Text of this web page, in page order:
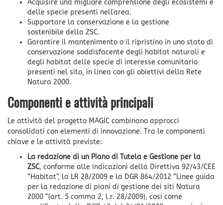
Acquisire una migliore comprensione degli ecosistemi e
delle specie presenti nell'area.
Supportare la conservazione e la gestione
sostenibile della ZSC.
Garantire il mantenimento o il ripristino in uno stato di
conservazione soddisfacente degli habitat naturali e
degli habitat delle specie di interesse comunitario
presenti nel sito, in linea con gli obiettivi della Rete
Natura 2000.
Componenti e attività principali
Le attività del progetto MAGIC combinano approcci
consolidati con elementi di innovazione. Tra le componenti
chiave e le attività previste:
La redazione di un Piano di Tutela e Gestione per la
ZSC, conforme alle indicazioni della Direttiva 92/43/CEE
“Habitat”, la LR 28/2009 e la DGR 864/2012 “Linee guida
per la redazione di piani di gestione dei siti Natura
2000 “(art. 5 comma 2, l.r. 28/2009), cosi come